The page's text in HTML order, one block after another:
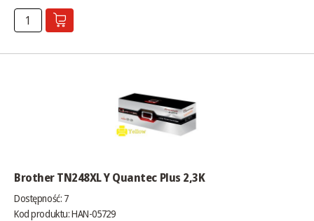
Brother TN248XL Y Quantec Plus 2,3K
Dostępność: 7
Kod produktu: HAN-05729